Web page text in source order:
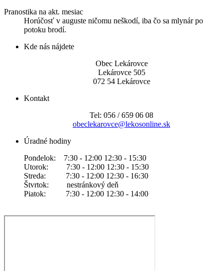
Pranostika na akt. mesiac
Horúčosť v auguste ničomu neškodí, iba čo sa mlynár po
potoku brodí.
Kde nás nájdete
Obec Lekárovce
Lekárovce 505
072 54 Lekárovce
Kontakt
Tel: 056 / 659 06 08
obeclekarovce@lekosonline.sk
Úradné hodiny
Pondelok: 7:30 - 12:00 12:30 - 15:30
Utorok: 7:30 - 12:00 12:30 - 15:30
Streda: 7:30 - 12:00 12:30 - 16:30
Štvrtok: nestránkový deň
Piatok: 7:30 - 12:00 12:30 - 14:00